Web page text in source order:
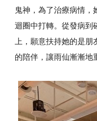
鬼神，為了治療病情，
迴圈中打轉。從發病到
上，願意扶持她的是
的陪伴，讓雨仙漸漸地